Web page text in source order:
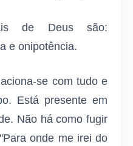
de Deus são:
e onipotência.
se com tudo e
Está presente em
Não há como fugir
onde me irei do